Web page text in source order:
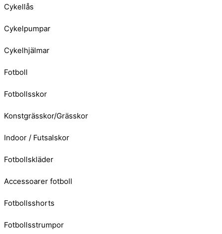
Cykellås
Cykelpumpar
Cykelhjälmar
Fotboll
Fotbollsskor
Konstgrässkor/Grässkor
Indoor / Futsalskor
Fotbollskläder
Accessoarer fotboll
Fotbollsshorts
Fotbollsstrumpor